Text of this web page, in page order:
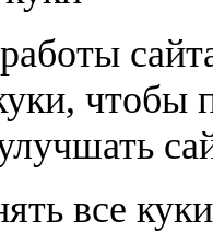
чтобы
все